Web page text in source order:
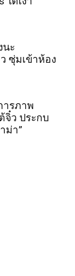
นะ
ซุ่มเข้าห้อง
รภาพ
ว ประกบ
ม่า”